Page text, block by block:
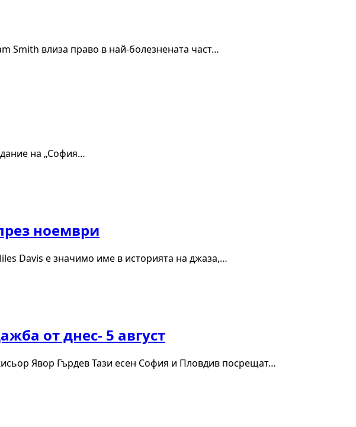
Smith влиза право в най-болезнената част…
на „София…
ноември
Davis е значимо име в историята на джаза,…
от днес- 5 август
Явор Гърдев Тази есен София и Пловдив посрещат…